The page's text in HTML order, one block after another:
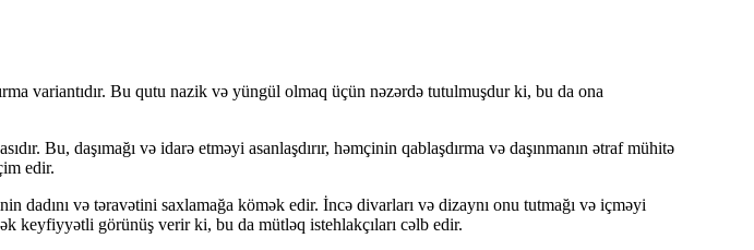
variantıdır. Bu qutu nazik və yüngül olmaq üçün nəzərdə tutulmuşdur ki, bu da ona
Bu, daşımağı və idarə etməyi asanlaşdırır, həmçinin qablaşdırma və daşınmanın ətraf mühitə
edir.
və təravətini saxlamağa kömək edir. İncə divarları və dizaynı onu tutmağı və içməyi
keyfiyyətli görünüş verir ki, bu da mütləq istehlakçıları cəlb edir.